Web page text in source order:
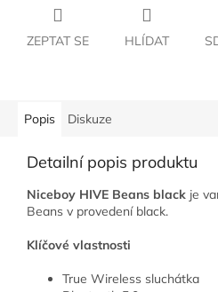
ZEPTAT SE HLÍDAT
Popis Diskuze
Detailní popis produktu
Niceboy HIVE Beans black je
Beans v provedení black.
Klíčové vlastnosti
True Wireless sluchátka